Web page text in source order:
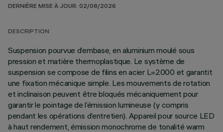
DERNIÈRE MISE À JOUR: 02/08/2026
DESCRIPTION
Suspension pourvue d’embase, en aluminium moulé sous
pression et matière thermoplastique. Le système de
suspension se compose de filins en acier L=2000 et garantit
une fixation mécanique simple. Les mouvements de rotation
et inclinaison peuvent être bloqués mécaniquement pour
garantir le pointage de l’émission lumineuse (y compris
pendant les opérations d’entretien). Appareil pour source LED
à haut rendement, émission monochrome de tonalité warm